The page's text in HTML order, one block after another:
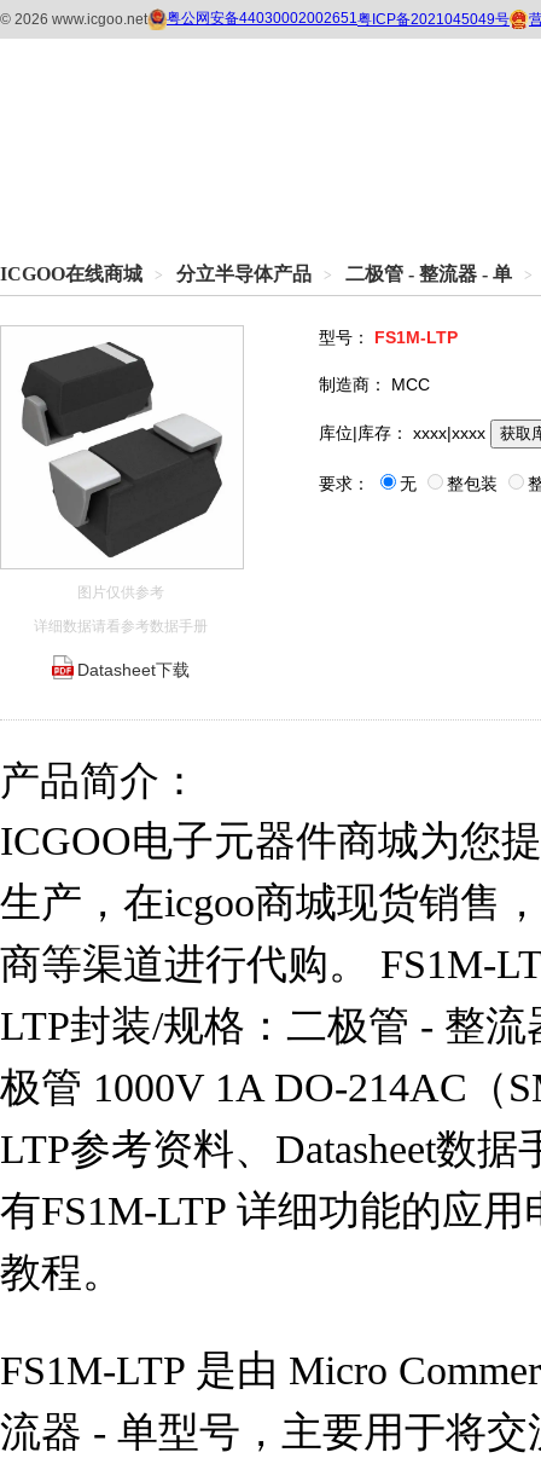
ICGOO在线商城 > 分立半导体产品 > 二极管 - 整流器 - 单 >
图片仅供参考
详细数据请看参考数据手册
Datasheet下载
型号： FS1M-LTP
制造商： MCC
库位|库存： xxxx|xxxx 获取
要求： 无 整包装
产品简介：
ICGOO电子元器件商城为您
生产，在icgoo商城现货销售
商等渠道进行代购。 FS1M-
LTP封装/规格：二极管 - 整
极管 1000V 1A DO-214AC（
LTP参考资料、Datasheet数
有FS1M-LTP 详细功能的应
教程。
FS1M-LTP 是由 Micro
流器 - 单型号，主要用于将